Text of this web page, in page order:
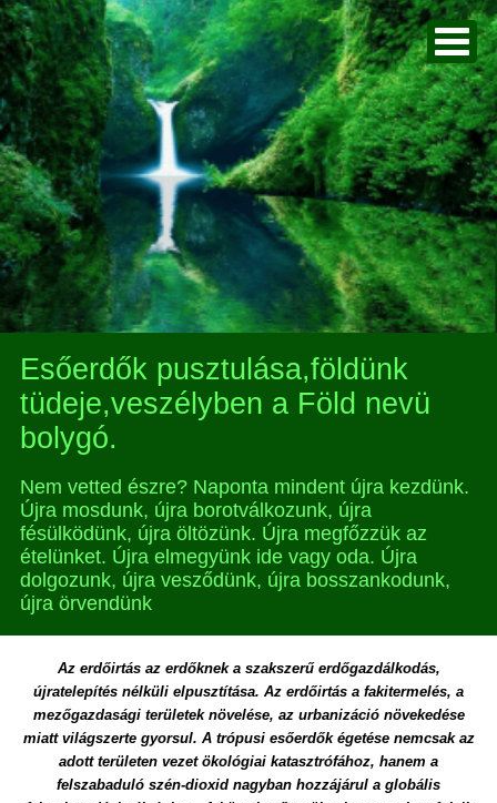
Esőerdők pusztulása,földünk
tüdeje,veszélyben a Föld nevü
bolygó.
Nem vetted észre? Naponta mindent újra kezdünk.
Újra mosdunk, újra borotválkozunk, újra
fésülködünk, újra öltözünk. Újra megfőzzük az
ételünket. Újra elmegyünk ide vagy oda. Újra
dolgozunk, újra vesződünk, újra bosszankodunk,
újra örvendünk
Az erdőirtás az erdőknek a szakszerű erdőgazdálkodás, újratelepítés nélküli elpusztítása. Az erdőirtás a fakitermelés, a mezőgazdasági területek növelése, az urbanizáció növekedése miatt világszerte gyorsul. A trópusi esőerdők égetése nemcsak az adott területen vezet ökológiai katasztrófához, hanem a felszabaduló szén-dioxid nagyban hozzájárul a globális felmelegedési válsághoz. A következő területeken nagyban folyik a fakitermelés, erdőégetés: Indonézia, Thaiföld, Malájzia, Brazília, Banglades, Kína, Srí Lanka, Laosz, Nigéria, Libéria, Guinea és Ghána. A világméretű ökológiai katasztrófa elkerülése érdekében le kellene állítani a további erdőirtást. A brazil kormány tervei szerint négy éven belül aszfaltút szeli majd át az esőerdőt.[1] Brazíliában a 70-es évektől kapott lendületet az esőerdők irtása. Míg 1991-ben 11 130 km²-t, 1999-ben 17 259 km²-t, 2004-ben 26 129 km²-t esőerdőt pusztítottak el. Az 1970-es évektől kezdve 528 005 km²-en pusztították ki az esőerdőt.[2] Az Amazonas őserdeinek mintegy ötödét pusztították ki. Brazília kormányzója a világ egyik legnagyobb szójaültetvényese, a megtisztított területekre génmanipulált szóját telepíttet. Az Európába és Kínába irányuló szójaexport következtében a brazil gazdaság fejlődik. Az Amazonas folyó a folyamatokkal párhuzamosan egyre apad. Egyes részei teljesen kiszáradtak A brazil kormány tervei szerint négy éven belül aszfaltút szeli át az amazóniai esőerdőt. Az erdőt, amely folyamatosan zsugorodik: a becslések szerint 50-100 éven belül hatvan százalékának helyén, már csak szavanna lesz található. Július 27-29-e között zajlott a történelem eddigi legnagyobb környezeti felmérése, az Átfogó Amazóniai Bioszféra- és Légkör Vizsgálat (Large Scale Biosphere Atmosphere Experiment in Amazonia) elnevezésű, többéves kutatási program harmadik konferenciája a brazil fővárosban. A 2006-ban záruló program 61 vizsgálatából 59 jelenleg is fut, ezek részeredményeiről számoltak be a konferencián összegyűltek. A jelentős részben a NASA által támogatott, és az amerikai űrkutatási hivatal infrastruktúráját (műholdfelvételek, számítógépes modellezés, légköri mérések) aktívan kihasználó kutatásban csaknem ezer tudós, köztük nyolc európai ország kutatói is részt vesznek. Szavanna az esőerdő helyén Az elmúlt két évtizedben gyorsuló ütemben folyt az amazóniai esőerdő irtása. Csak tavaly 24 ezer négyzetkilométernyi erdőt vágtak ki, illetve égettek fel – hangzott el a konferencián. Ilyen mértékű erdőirtás mellett 50-100 éven belül az esőerdő 60 százalékának helyén szavannákat találunk. Még a visszafogottabb forgatókönyvek szerint is ötven éven belül az esőerdő 20-30 százalékának helyét foglalja el majd füves pusztaság. 1960 óta egyébként az erdő 15 százalékát irtották ki. A fakitermelés, felégetés miatt a régió éghajlata egyre szárazabb, növekszik a hőmérséklet, és csökken a csapadékmennyiség. Az amazóniai esőerdők klímaváltozásának, a terület feletti vízgőzmennyiség csökkenésének, és a felhőképződés megváltozásának globális hatásai vannak – hangsúlyozták a konferencián. Megdöbbentő tény, hogy Brazília üvegházgáz-kibocsátásának 75 százaléka az esőerdők felégetéséből származik, és az ország a világ tíz legnagyobb légkörszennyezője között van. Sőt, a kutatások szerint a felégetések során a légkörbe olyan mennyiségű széndioxid kerül, hogy az esőerdő más csak csekély mértékben nettó széndioxid-elnyelő. Akadnak azonban pesszimista számítások is, amelyek egyenest úgy vélik, hogy ma már az erdőirtás következtében több üvegházhatású gáz körül a légkörbe, mint amennyit a ”világ tüdeje” elnyel. Aszfalt a dzsungelben Hogy az erdőirtás az elkövetkező években is gyors ütemben, ha nem gyorsuló ütemben folyik majd, a felől ne legyenek kétségeink: a brazil kormány tervei szerint ugyanis négy éven belül aszfalt út szeli majd át az esőerdőt. A Santarémet a Mato Grosso régióval összekötő BR-163 jelzésű, 1800 kilométer hosszú út révén az európai és ázsiai piacok könnyebben elérhetővé válnak, az Amazonas mentén lakó több százezer, eddig a külvilágtól gyakorlatilag elvágva élő ember pedig bekapcsolódhat a gazdaság vérkeringésébe. Nem kétséges, hamarosan az esőerdei településeken is feltűnik a mobiltelefon és a számítógép. Jelenleg az Amazonas-torkolatnál fekvő Santarémből Mato Grosso fővárosába, Cuibá-ba eljutni a hat hónapon keresztül tartó esős évszakban, az ilyenkor sárfolyóvá váló utakon, akár két hétig is eltarthat. A szociális egyenlőtlenségek mérséklése és a gazdasági előnyök mellett azonban természetvédelmi szempontból rendkívül kockázatos a vállalkozás. Az út megépítése miatt a becslések szerint 35 éven belül legalább 22 – 49 ezer négyzetkilométer erdőt irtanak ki. Míg jelenleg az erdőirtás, a területek művelésbe vétele többé-kevésbé ellenőrzötten, a lakott települések határában folyik, az útnak köszönhetően a jövőben a kitermelőknek a fakivágásra az esőerdő mélyén is lehetőségük nyílik. Különösen veszélyeztetett területnek számít ebből a szempontból az út két oldalán húzódó 50 kilométeres sáv. Ugyancsak veszélyben az esőerdő páratlan élővilága. Az amazóniai erdőkben él a Föld növény- és állatfajainak 30 százaléka. A leendő aszfalt út átszeli az esőerdő madárvilágának eddig háborítatlan élőhelyeit. (Az amazóniai esőerdőt átszelő útépítésével az Economist július 22-ei száma részletesen foglalkozik.) National Geographic Online https://www.youtube.com/watch?v=g7gpAy4ivZ0 ez nagyon szomorú.nézd meg. Naponta 63 négyzetkilométer: a braziliai erdőirtások mérlege A NASA tanulmánya szerint az elmúlt három évtizedben öt Magyarországnyi területről irtották ki az esőerdőt az Amazonas-medencében. A brazil kormányzat adatai szerint 2004-ben felgyorsult az amazonasi őserdők irtása, és az iram megközelítette az 1995-ös eddigi csúcsot. Az Amazonas őserdeiben egy nagyjából hét Franciaországnak megfelelő méretű területen él a Föld állat és növényvilágának 30 százaléka. Az esőerdők pusztítását a fakitermelés és a mezőgazdasági célú erdőirtás okozza: legelővé, szántófölddé alakítják az erdőt a mezőgazdasági termelés növelése érdekében. Brazília környezetvédelmi minisztériumának jelentése szerint csak az 2004 augusztusáig eltelt egy évben 26 ezer km2-rel csökkent az esőerdők területe az Amazonas-medencében. A brazil kormányzat adatai szerint 2004-ben felgyorsult az amazonasi őserdők irtása, és az iram megközelítette az 1995-ös csúcsot. 1978 óta félszáz ezer km2 esőerdőt, az Amazonasi őserdeinek mintegy ötödét pusztítottak ki. Vagyis az elmúlt három évtizedben egy nagyjából öt Magyaroszágnyi területről irtották ki az esőerdőt az Amazonas-medencében. Egy 2000-es ENSZ-jelentés szerint ez évente 9 millió hektárral kevesebb erdőt jelent. Ám a NASA műholdas megfigyelésekre alapozott legújabb eredményei szerint a becslések jó ha a felét jelentik annak a területnek, ami a fakivágások és erdőtüzek miatt elpusztul. Brazil és amerikai tudósok a NASA műholdas MODIS-felvételei alapján vizsgálják az Amazonas-medencében zajló erdőirtást. A képen is látható égetéses írtás kiterjedése jelzi a pusztítás méreteit. A kép teljes változatban a NASA honlapján (1178 kb) A legtöbb erdőt Mato Grosso államban vágták ki, ahol az összes irtás mintegy fele történt. A megtisztított területre szójaültetvényeket telepítettek. Az Európába és Kínába irányuló szójaexport tavaly rekord szintű extra bevételt hozott a brazil gazdaságnak. Zöld szervezetek szerint az állam a gazdasági érdekeket továbbra is a környezetiek elé helyezi. A Greenpeace egy közleményében "az erdőirtás királyának" nevezte Mato Grosso kormányzóját, aki egyben a világ egyik legnagyobb szójaültetvényese. Az erdőirtás csak átmeneti jólétet hoz az Amazonasnál élőkre Az Amazonas-medence erdeinek kiirtása ugyan globálisan negatív következményekkel jár, de legalább azzal a haszonnal kecsegtet, hogy a területen igen nyomorúságos körülmények között élők számára munkát, utakat, bővülő infrastruktúrát és jólétet hoz. Azt, hogy még ez a haszon is csak ideig-óráig jelent fellendülést a helyieknek, a napokban fedte föl egy nemzetközi kutatócsoport által közölt tanulmány. A világ legnagyobb trópusi erdei - ideértve az amerikai, afrikai, délkelet-ázsiai és indonéziai erdőket - eltűnőben vannak: helyükön növényt termesztenek, marhákat legeltetnek. Habár a helyi gazdaság számára az erdőirtás új lehetőségeket teremt és hasznot hoz, egyúttal kétségbevonhatatlan károkat okoz: növény- és állatfajok élőhelyét semmisíti meg, hozzájárul a globális klímaváltozáshoz és társadalmi konfliktusokat teremt. A Cambridge-i Egyetem és az Imperial College London kutatói a Science június 12-i számában nem másra mutatnak rá, mint hogy miközben az árat a teljes bolygó fizeti meg, a helyi haszon is csupán átmeneti. A brazíliai Amazonas vidékén terül el Földünk megmaradt esőerdeinek 40 százaléka. Az elmúlt 20 év során évente átlagosan 1,8 millió hektárnyi esőerdő tűnt el a fakitermelés és a mezőgazdasági területek terjeszkedése nyomán, ez a globális veszteség egyharmadát teszi ki, és összesen mintegy 250 millió tonnányi szén került a szén-dioxid formájában a légkörbe. Az erdők és a szén-dioxid Jelenleg az üvegházhatású gázok kibocsátásának mintegy 20%-a írható az erdőirtások számlájára, de az erdők még mindig több szén-dioxidot nyelnek el, mint amennyit kibocsátanak - olvashattuk nemrégiben az Erdészeti Kutatóintézetek Nemzetközi Szövetségének (IUFRO) jelentésében. A klímaváltozás miatt azonban megváltozhat a helyzet. A várható aszályok, a gombafertőzések, a rovarkártevők inváziója, az erdőtüzek és szélsőséges viharok következtében gyors és kiterjedt erdőpusztulás következhet be. Az erdőtüzek és a kártevők elszaporodása miatt az erdők biomasszájában raktározott szén is az atmoszférába kerül szén-dioxid formájában, ez pedig pozitív visszacsatolásként tovább erősítheti a felmelegedést. A brazil erdőirtás jelen méretekben az 1970-as évek elején kezdődött, amikor megindult az államilag irányított terjeszkedés az ország keleti és déli területein, majd a 80-as években folytatódott nyugati irányban, illetve a déli határnál, valóságos